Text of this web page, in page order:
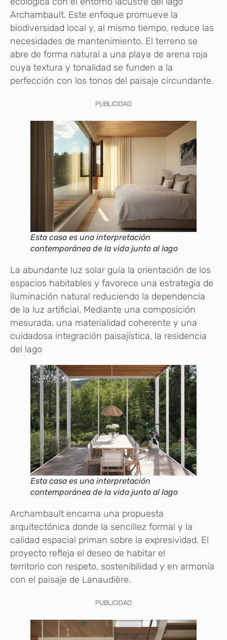
Archambault. Este enfoque promueve la
biodiversidad local y, al mismo tiempo, reduce las
necesidades de mantenimiento. El terreno se
abre de forma natural a una playa de arena roja
cuya textura y tonalidad se funden a la
perfección con los tonos del paisaje circundante.
PUBLICIDAD
Esta casa es una interpretación
contemporánea de la vida junto al lago
La abundante luz solar guía la orientación de los
espacios habitables y favorece una estrategia de
iluminación natural reduciendo la dependencia
de la luz artificial. Mediante una composición
mesurada, una materialidad coherente y una
cuidadosa integración paisajística, la residencia
del lago
Esta casa es una interpretación
contemporánea de la vida junto al lago
Archambault encarna una propuesta
arquitectónica donde la sencillez formal y la
calidad espacial priman sobre la expresividad. El
proyecto refleja el deseo de habitar el
territorio con respeto, sostenibilidad y en armonía
con el paisaje de Lanaudière.
PUBLICIDAD